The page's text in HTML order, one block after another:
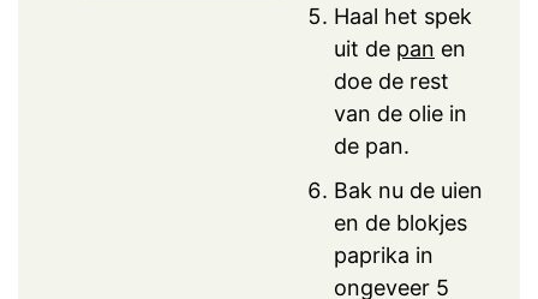
Haal het spek
uit de pan en
doe de rest
van de olie in
de pan.
Bak nu de uien
en de blokjes
paprika in
ongeveer 5